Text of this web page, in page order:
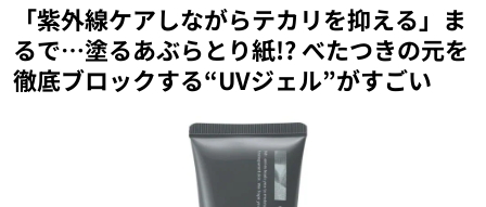
「紫外線ケアしながらテカリを抑える」ま
るで…塗るあぶらとり紙!? べたつきの元を
徹底ブロックする“UVジェル”がすごい